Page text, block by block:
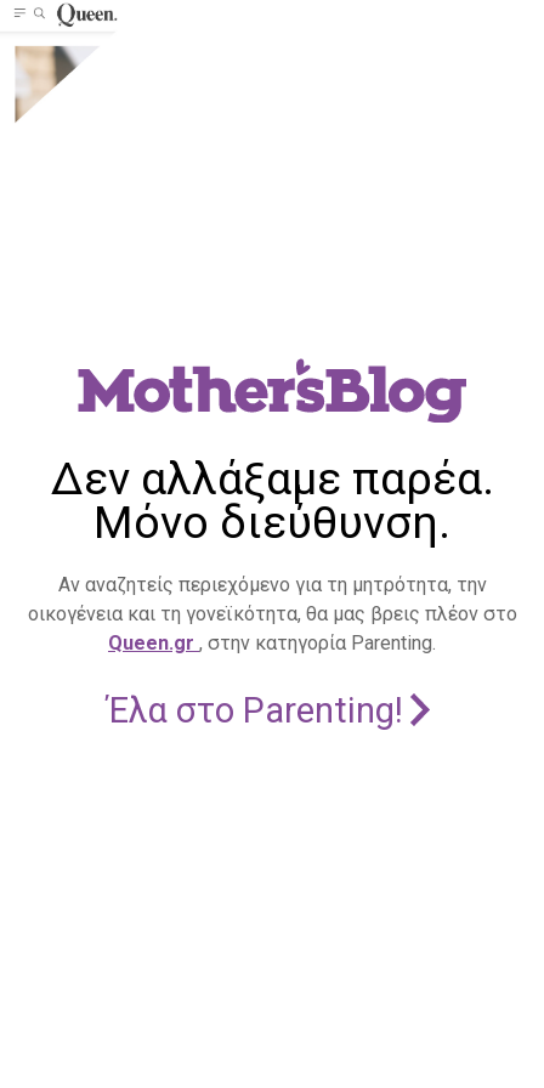
Δεν αλλάξαμε παρέα.
Μόνο διεύθυνση.
Αν αναζητείς περιεχόμενο για τη μητρότητα, την
οικογένεια και τη γονεϊκότητα, θα μας βρεις πλέον στο
Queen.gr , στην κατηγορία Parenting.
Έλα στο Parenting!